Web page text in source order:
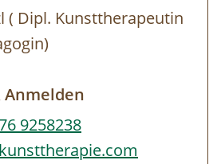
( Dipl. Kunsttherapeutin
9258238